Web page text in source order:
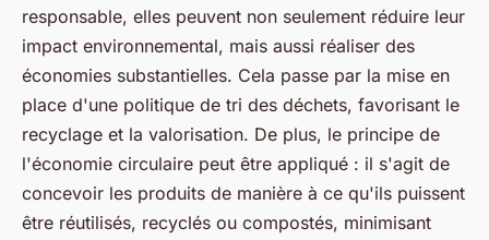
responsable, elles peuvent non seulement réduire leur
impact environnemental, mais aussi réaliser des
économies substantielles. Cela passe par la mise en
place d'une politique de tri des déchets, favorisant le
recyclage et la valorisation. De plus, le principe de
l'économie circulaire peut être appliqué : il s'agit de
concevoir les produits de manière à ce qu'ils puissent
être réutilisés, recyclés ou compostés, minimisant